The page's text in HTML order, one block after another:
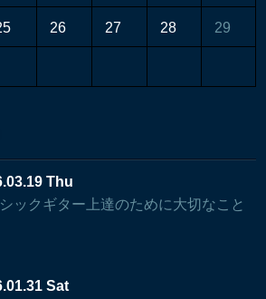
26 27 28 29
Thu
ックギター上達のために大切なこと
Sat